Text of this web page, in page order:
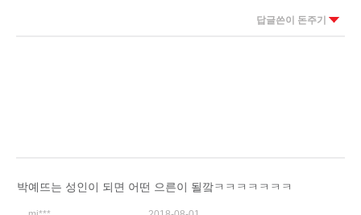
답글쓴이 돈주기
박예뜨는 성인이 되면 어떤 으른이 될깤ㅋㅋㅋㅋㅋㅋㅋ